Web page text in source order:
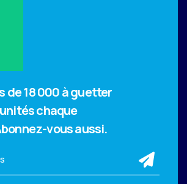
de 18 000 à guetter
chaque
vous aussi.